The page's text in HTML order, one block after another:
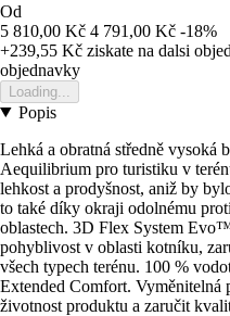
Od
5 810,00 Kč 4 791,00 Kč -18%
+239,55 Kč ziskate na dalsi
objednavky
Loading...
Popis
Lehká a obratná středně vysoká
Aequilibrium pro turistiku v
lehkost a prodyšnost, aniž by
to také díky okraji odolnému
oblastech. 3D Flex System
pohyblivost v oblasti kotníku,
všech typech terénu. 100 %
Extended Comfort. Vyměnitelná
životnost produktu a zaručit